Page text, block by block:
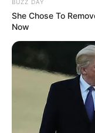
BUZZ DAY
She Chose To
Now